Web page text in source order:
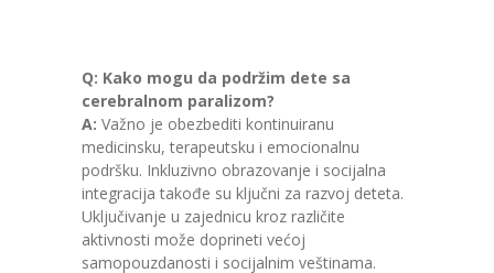
Q: Kako mogu da podržim dete sa
cerebralnom paralizom?
A: Važno je obezbediti kontinuiranu
medicinsku, terapeutsku i emocionalnu
podršku. Inkluzivno obrazovanje i socijalna
integracija takođe su ključni za razvoj deteta.
Uključivanje u zajednicu kroz različite
aktivnosti može doprineti većoj
samopouzdanosti i socijalnim veštinama.